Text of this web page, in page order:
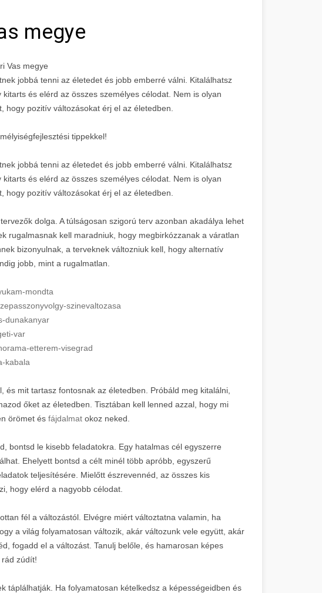
megye
Vas megye
jobbá tenni az életedet és jobb emberré válni. Kitalálhatsz
és elérd az összes személyes célodat. Nem is olyan
pozitív változásokat érj el az életedben.
tippekkel!
jobbá tenni az életedet és jobb emberré válni. Kitalálhatsz
és elérd az összes személyes célodat. Nem is olyan
pozitív változásokat érj el az életedben.
dolga. A túlságosan szigorú terv azonban akadálya lehet
rugalmasnak kell maradniuk, hogy megbirkózzanak a váratlan
bizonyulnak, a terveknek változniuk kell, hogy alternatív
jobb, mint a rugalmatlan.
mondta
szinevaltozasa
dunakanyar
var
etterem-visegrad
kabala
és mit tartasz fontosnak az életedben. Próbáld meg kitalálni,
őket az életedben. Tisztában kell lenned azzal, hogy mi
örömet és fájdalmat okoz neked.
bontsd le kisebb feladatokra. Egy hatalmas cél egyszerre
Ehelyett bontsd a célt minél több apróbb, egyszerű
teljesítésére. Mielőtt észrevennéd, az összes kis
hogy elérd a nagyobb célodat.
fél a változástól. Elvégre miért változtatna valamin, ha
a világ folyamatosan változik, akár változunk vele együtt, akár
fogadd el a változást. Tanulj belőle, és hamarosan képes
zúdít!
táplálhatják. Ha folyamatosan kételkedsz a képességeidben és